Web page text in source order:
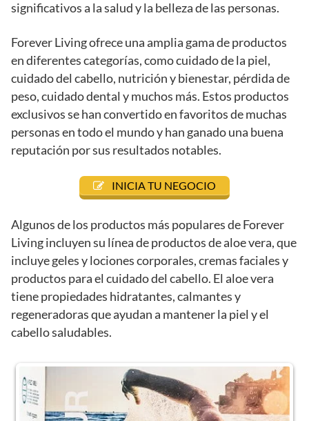
significativos a la salud y la belleza de las personas.
Forever Living ofrece una amplia gama de productos
en diferentes categorías, como cuidado de la piel,
cuidado del cabello, nutrición y bienestar, pérdida de
peso, cuidado dental y muchos más. Estos productos
exclusivos se han convertido en favoritos de muchas
personas en todo el mundo y han ganado una buena
reputación por sus resultados notables.
INICIA TU NEGOCIO
Algunos de los productos más populares de Forever
Living incluyen su línea de productos de aloe vera, que
incluye geles y lociones corporales, cremas faciales y
productos para el cuidado del cabello. El aloe vera
tiene propiedades hidratantes, calmantes y
regeneradoras que ayudan a mantener la piel y el
cabello saludables.